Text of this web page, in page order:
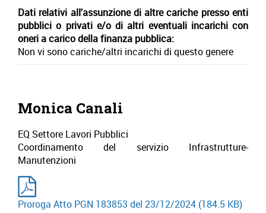
Dati relativi all'assunzione di altre cariche presso enti
pubblici o privati e/o di altri eventuali incarichi con
oneri a carico della finanza pubblica:
Non vi sono cariche/altri incarichi di questo genere
Monica Canali
EQ Settore Lavori Pubblici
Coordinamento del servizio Infrastrutture-
Manutenzioni
Proroga Atto PGN 183853 del 23/12/2024 (184.5 KB)